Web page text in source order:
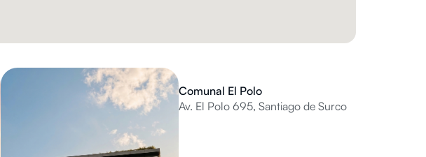
Comunal El Polo
Av. El Polo 695, Santiago de Surco